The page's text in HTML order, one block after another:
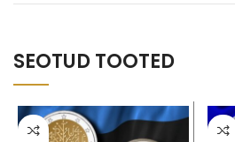
SEOTUD TOOTED